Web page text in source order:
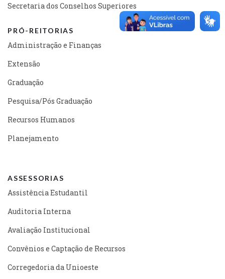
Secretaria dos Conselhos Superiores
PRÓ-REITORIAS
Administração e Finanças
Extensão
Graduação
Pesquisa/Pós Graduação
Recursos Humanos
Planejamento
ASSESSORIAS
Assistência Estudantil
Auditoria Interna
Avaliação Institucional
Convênios e Captação de Recursos
Corregedoria da Unioeste